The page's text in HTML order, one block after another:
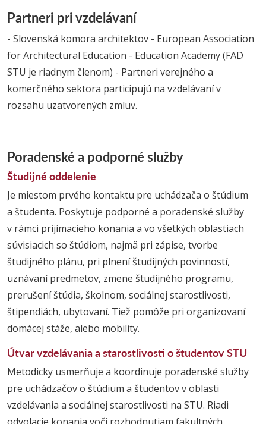
Partneri pri vzdelávaní
- Slovenská komora architektov - European Association
for Architectural Education - Education Academy (FAD
STU je riadnym členom) - Partneri verejného a
komerčného sektora participujú na vzdelávaní v
rozsahu uzatvorených zmluv.
Poradenské a podporné služby
Študijné oddelenie
Je miestom prvého kontaktu pre uchádzača o štúdium
a študenta. Poskytuje podporné a poradenské služby
v rámci prijímacieho konania a vo všetkých oblastiach
súvisiacich so štúdiom, najmä pri zápise, tvorbe
študijného plánu, pri plnení študijných povinností,
uznávaní predmetov, zmene študijného programu,
prerušení štúdia, školnom, sociálnej starostlivosti,
štipendiách, ubytovaní. Tiež pomôže pri organizovaní
domácej stáže, alebo mobility.
Útvar vzdelávania a starostlivosti o študentov STU
Metodicky usmerňuje a koordinuje poradenské služby
pre uchádzačov o štúdium a študentov v oblasti
vzdelávania a sociálnej starostlivosti na STU. Riadi